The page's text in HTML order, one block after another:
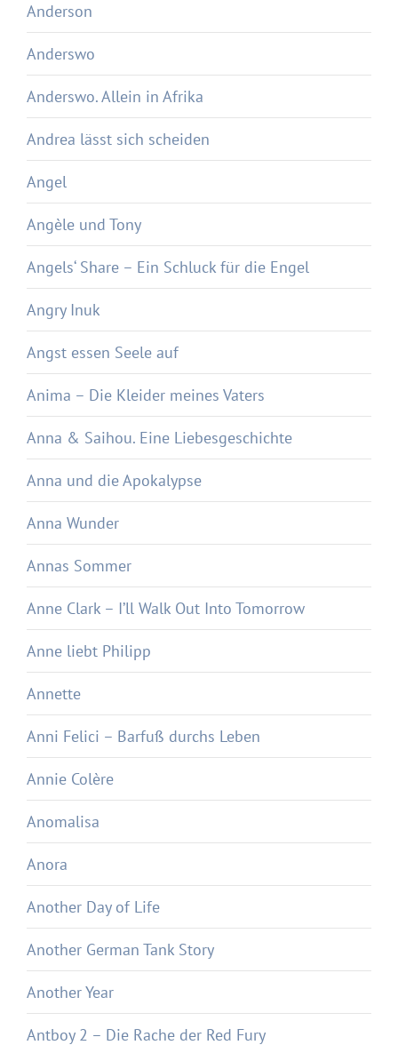
Anderson
Anderswo
Anderswo. Allein in Afrika
Andrea lässt sich scheiden
Angel
Angèle und Tony
Angels‘ Share – Ein Schluck für die Engel
Angry Inuk
Angst essen Seele auf
Anima – Die Kleider meines Vaters
Anna & Saihou. Eine Liebesgeschichte
Anna und die Apokalypse
Anna Wunder
Annas Sommer
Anne Clark – I’ll Walk Out Into Tomorrow
Anne liebt Philipp
Annette
Anni Felici – Barfuß durchs Leben
Annie Colère
Anomalisa
Anora
Another Day of Life
Another German Tank Story
Another Year
Antboy 2 – Die Rache der Red Fury